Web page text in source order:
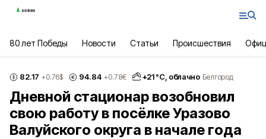
80 лет Победы Новости Статьи Происшествия
82.17 +0.76$ 94.84 +0.78€ +21°С, облачно Белгород
Дневной стационар возобновил
свою работу в посёлке Уразово
Валуйского округа в начале года